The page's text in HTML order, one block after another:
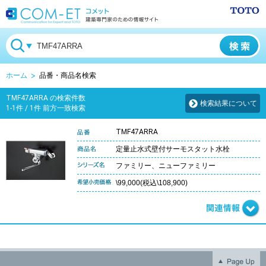
ホーム 品番・商品名検索
TMF47ARRA の検索件数
1-1件 / 1件 前方一致検索
検索結果について
TMF47ARRA
定量止水式壁付サーモスタット水栓
ファミリー、ニューファミリー
\99,000(税込\108,900)